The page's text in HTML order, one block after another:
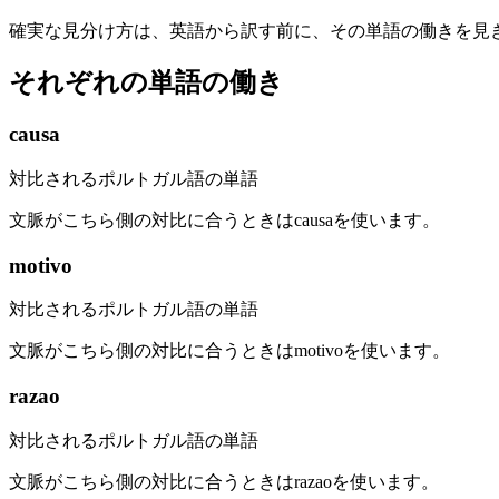
確実な見分け方は、英語から訳す前に、その単語の働きを見
それぞれの単語の働き
causa
対比されるポルトガル語の単語
文脈がこちら側の対比に合うときはcausaを使います。
motivo
対比されるポルトガル語の単語
文脈がこちら側の対比に合うときはmotivoを使います。
razao
対比されるポルトガル語の単語
文脈がこちら側の対比に合うときはrazaoを使います。